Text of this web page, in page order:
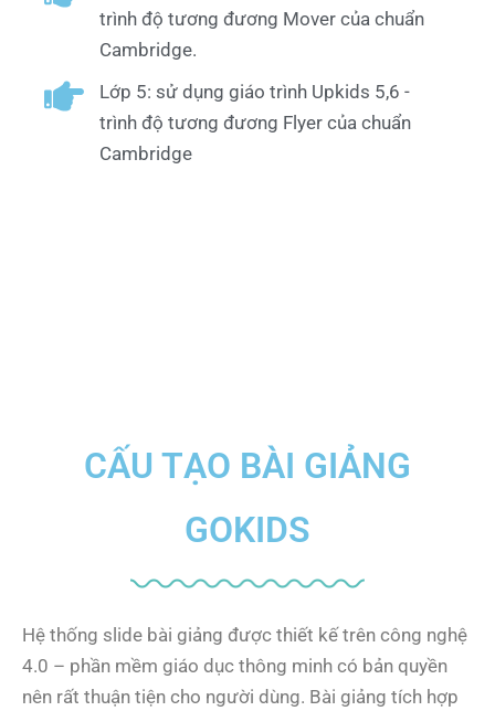
trình độ tương đương Mover của chuẩn
Cambridge.
Lớp 5: sử dụng giáo trình Upkids 5,6 -
trình độ tương đương Flyer của chuẩn
Cambridge
CẤU TẠO BÀI GIẢNG
GOKIDS
Hệ thống slide bài giảng được thiết kế trên công nghệ
4.0 – phần mềm giáo dục thông minh có bản quyền
nên rất thuận tiện cho người dùng. Bài giảng tích hợp